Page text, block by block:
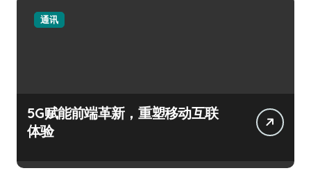
通讯
5G赋能前端革新，重塑移动互联
体验